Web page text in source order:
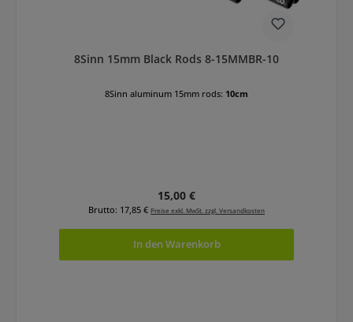
8Sinn 15mm Black Rods 8-15MMBR-10
8Sinn aluminum 15mm rods: 10cm
Regulärer Preis:
15,00 €
Brutto: 17,85 € Preise exkl. MwSt. zzgl. Versandkosten
In den Warenkorb